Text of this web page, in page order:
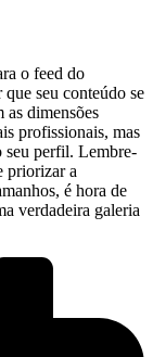
o feed do
seu conteúdo se
as dimensões
profissionais, ⁢mas
⁣seu perfil. Lembre-
⁤priorizar a
é hora ​de
verdadeira galeria